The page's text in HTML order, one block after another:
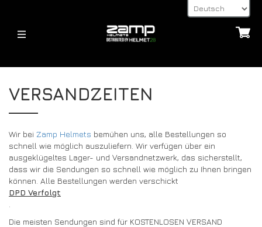
FIA – 8859
ACCESSORIES
32FIVE
NACHRICHTEN
JUGEND – CMR 2016
HELME
ZUBEHÖR
VISIERE
ANDERE
HOMOLOGATION ERKLÄRT
LIEFERT
HANS-POSTEN, HANS- UND FHR-GERÄTE
ZAHLUNGSARTEN
NACHRICHTEN
VERSANDZEITEN
Wir bei Zamp Helmets bemühen uns, alle Bestellungen so
schnell wie möglich auszuliefern. Wir verfügen über ein
ausgeklügeltes Lager- und Versandnetzwerk, das sicherstellt,
dass wir die Sendungen so schnell wie möglich zu Ihnen bringen
können. Alle Bestellungen werden verschickt
DPD Verfolgt
Die meisten Sendungen sind für KOSTENLOSEN VERSAND